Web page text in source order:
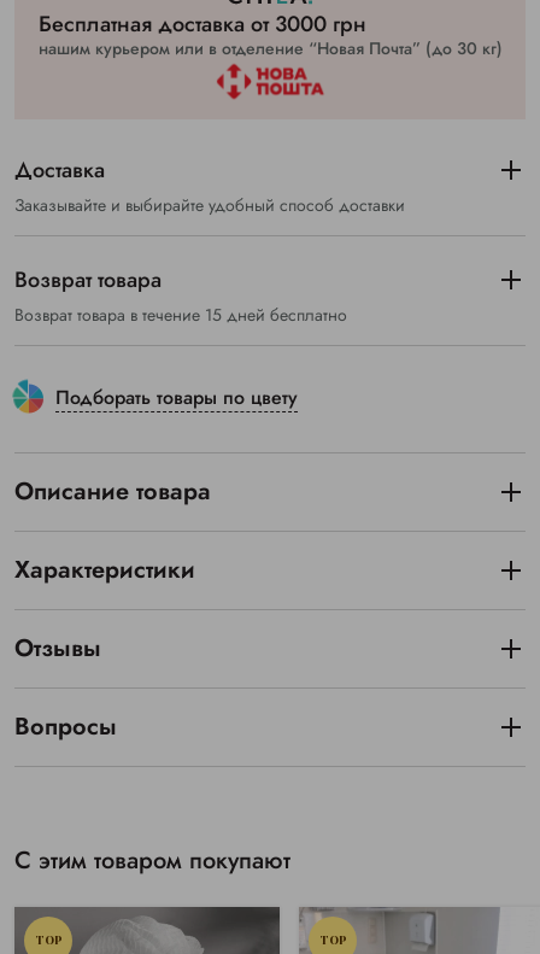
Бесплатная доставка от 3000 грн
нашим курьером или в отделение “Новая Почта” (до 30 кг)
Доставка
Заказывайте и выбирайте удобный способ доставки
Возврат товара
Возврат товара в течение 15 дней бесплатно
Подборать товары по цвету
Описание товара
Характеристики
Отзывы
Вопросы
С этим товаром покупают
TOP TOP